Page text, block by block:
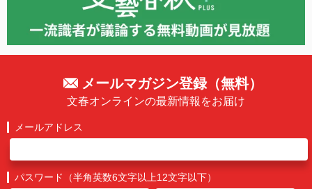
メールマガジン登録（無料）
文春オンラインの最新情報をお届け
メールアドレス
パスワード（半角英数6文字以上12文字以下）